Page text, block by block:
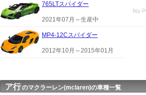
765LTスパイダー
2021年07月～生産中
MP4-12Cスパイダー
2012年10月～2015年01月
ア行のマクラーレン(mclaren)の車種一覧